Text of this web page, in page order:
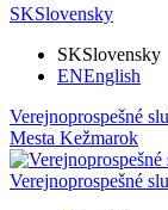
SKSlovensky
SKSlovensky
ENEnglish
Verejnoprospešné
Mesta Kežmarok
Verejnoprospešné